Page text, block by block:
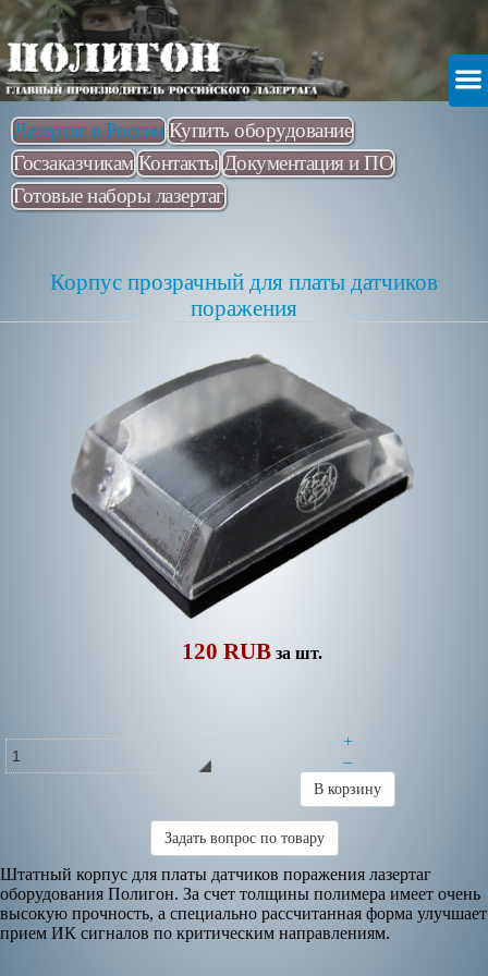
Лазертаг в России Купить оборудование
Госзаказчикам Контакты Документация и ПО
Готовые наборы лазертаг
Корпус прозрачный для платы датчиков
поражения
120 RUB за шт.
+
–
В корзину
Задать вопрос по товару
Штатный корпус для платы датчиков поражения лазертаг
оборудования Полигон. За счет толщины полимера имеет очень
высокую прочность, а специально рассчитанная форма улучшает
прием ИК сигналов по критическим направлениям.